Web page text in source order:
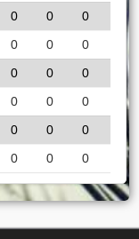
0 0
0
0 0
0
0 0
0
0 0
0
0 0
0
0 0 0